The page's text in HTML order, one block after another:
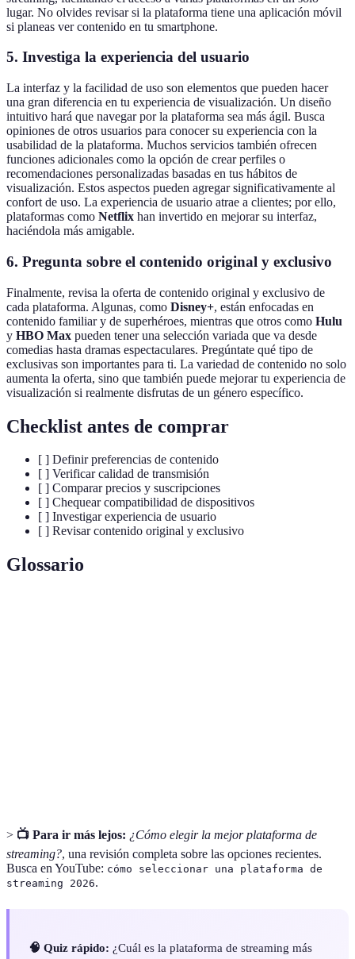
lugar. No olvides revisar si la plataforma tiene una aplicación móvil
si planeas ver contenido en tu smartphone.
5. Investiga la experiencia del usuario
La interfaz y la facilidad de uso son elementos que pueden hacer
una gran diferencia en tu experiencia de visualización. Un diseño
intuitivo hará que navegar por la plataforma sea más ágil. Busca
opiniones de otros usuarios para conocer su experiencia con la
usabilidad de la plataforma. Muchos servicios también ofrecen
funciones adicionales como la opción de crear perfiles o
recomendaciones personalizadas basadas en tus hábitos de
visualización. Estos aspectos pueden agregar significativamente al
confort de uso. La experiencia de usuario atrae a clientes; por ello,
plataformas como Netflix han invertido en mejorar su interfaz,
haciéndola más amigable.
6. Pregunta sobre el contenido original y exclusivo
Finalmente, revisa la oferta de contenido original y exclusivo de
cada plataforma. Algunas, como Disney+, están enfocadas en
contenido familiar y de superhéroes, mientras que otros como Hulu
y HBO Max pueden tener una selección variada que va desde
comedias hasta dramas espectaculares. Pregúntate qué tipo de
exclusivas son importantes para ti. La variedad de contenido no solo
aumenta la oferta, sino que también puede mejorar tu experiencia de
visualización si realmente disfrutas de un género específico.
Checklist antes de comprar
[ ] Definir preferencias de contenido
[ ] Verificar calidad de transmisión
[ ] Comparar precios y suscripciones
[ ] Chequear compatibilidad de dispositivos
[ ] Investigar experiencia de usuario
[ ] Revisar contenido original y exclusivo
Glossario
> 📺 Para ir más lejos: ¿Cómo elegir la mejor plataforma de
streaming?, una revisión completa sobre las opciones recientes.
Busca en YouTube: cómo seleccionar una plataforma de
streaming 2026.
🧠 Quiz rápido: ¿Cuál es la plataforma de streaming más